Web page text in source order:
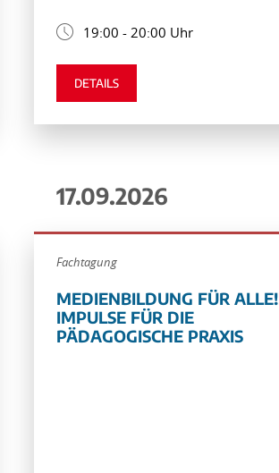
19:00 - 20:00 Uhr
DETAILS
17.09.2026
Fachtagung
MEDIENBILDUNG FÜR ALLE!
IMPULSE FÜR DIE
PÄDAGOGISCHE PRAXIS